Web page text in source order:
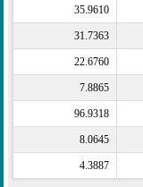
35.9610
31.7363
22.6760
7.8865
96.9318
8.0645
4.3887